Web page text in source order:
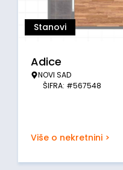
Stanovi
Adice
NOVI SAD
ŠIFRA: #567548
Više o nekretnini >